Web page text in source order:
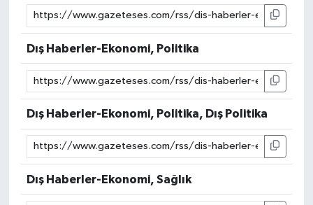
Dış Haberler-Ekonomi, Politika
Dış Haberler-Ekonomi, Politika, Dış Politika
Dış Haberler-Ekonomi, Sağlık